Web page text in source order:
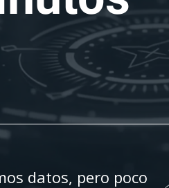
datos, pero poco